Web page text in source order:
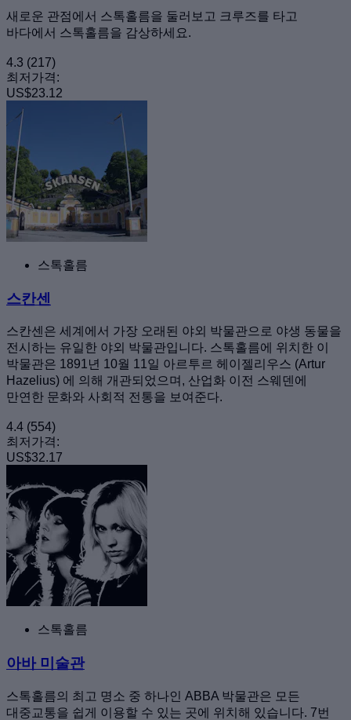
새로운 관점에서 스톡홀름을 둘러보고 크루즈를 타고
바다에서 스톡홀름을 감상하세요.
4.3 (217)
최저가격:
US$23.12
스톡홀름
스칸센
스칸센은 세계에서 가장 오래된 야외 박물관으로 야생 동물을
전시하는 유일한 야외 박물관입니다. 스톡홀름에 위치한 이
박물관은 1891년 10월 11일 아르투르 헤이젤리우스 (Artur
Hazelius) 에 의해 개관되었으며, 산업화 이전 스웨덴에
만연한 문화와 사회적 전통을 보여준다.
4.4 (554)
최저가격:
US$32.17
스톡홀름
아바 미술관
스톡홀름의 최고 명소 중 하나인 ABBA 박물관은 모든
대중교통을 쉽게 이용할 수 있는 곳에 위치해 있습니다. 7번